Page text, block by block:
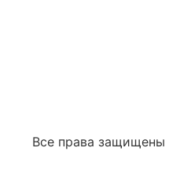
Все права защищены